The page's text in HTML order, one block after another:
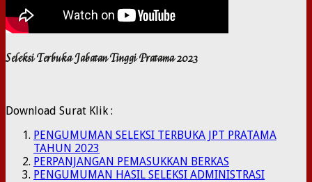
Seleksi Terbuka Jabatan Tinggi Pratama 2023
Download Surat Klik :
PENGUMUMAN SELEKSI TERBUKA JPT PRATAMA
TAHUN 2023
PERPANJANGAN PEMASUKKAN BERKAS
PENGUMUMAN HASIL SELEKSI ADMINISTRASI